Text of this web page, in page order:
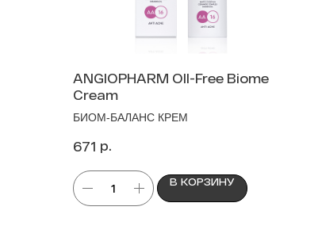
ANGIOPHARM OIl-Free Biome
Cream
БИОМ-БАЛАНС КРЕМ
671 р.
В КОРЗИНУ